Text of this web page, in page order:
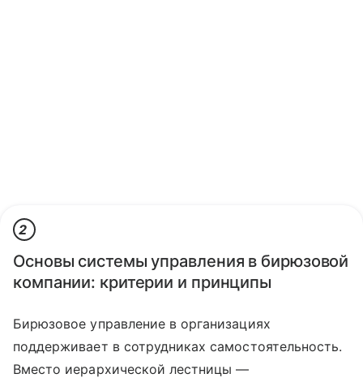
2
Основы системы управления в бирюзовой
компании: критерии и принципы
Бирюзовое управление в организациях
поддерживает в сотрудниках самостоятельность.
Вместо иерархической лестницы —